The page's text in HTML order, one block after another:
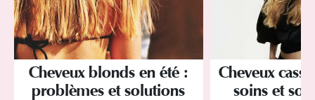
Cheveux blonds en été :
problèmes et solutions
Cheveux
soins et